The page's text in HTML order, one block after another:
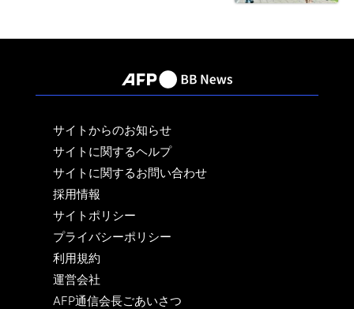
サイトからのお知らせ
サイトに関するヘルプ
サイトに関するお問い合わせ
採用情報
サイトポリシー
プライバシーポリシー
利用規約
運営会社
AFP通信会長ごあいさつ